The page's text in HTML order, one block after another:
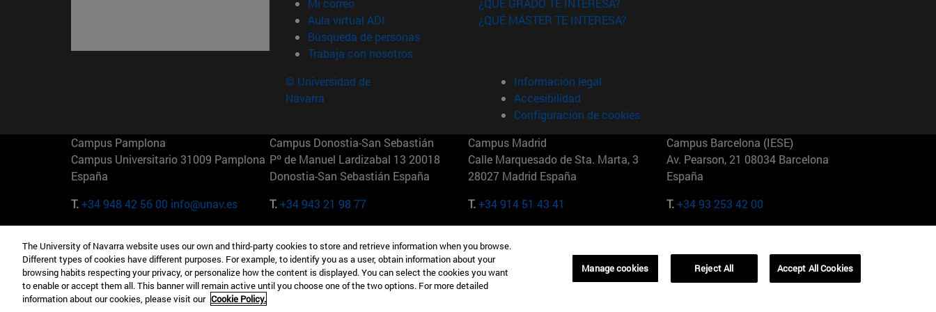
Mi correo
Aula virtual ADI (abre en nueva ventana)
Búsqueda de personas(abre en nueva ventana)
Trabaja con nosotros(abre en nueva ventana)
¿QUÉ GRADO TE INTERESA?
¿QUÉ MÁSTER TE INTERESA?
© Universidad de
Navarra
Información legal
Accesibilidad
Configuración de cookies
Campus Pamplona
Campus Universitario 31009 Pamplona
España
T.+34 948 42 56 00 info@unav.es
Campus Donostia-San Sebastián
Pº de Manuel Lardizabal 13 20018
Donostia-San Sebastián España
T.+34 943 21 98 77
Campus Madrid
Calle Marquesado de Sta. Marta, 3
28027 Madrid España
T.+34 914 51 43 41
Campus Barcelona (IESE)
Av. Pearson, 21 08034 Barcelona
España
T.+34 93 253 42 00
Camino del Cerro Águila 3 28023
Madrid España
T.+34 912 11 30 00
165 W 57th St 10019-2201 Nueva York
EE.UU
T.+1 646 346 8850
Maria-Theresia-Straße 15 81675
Múnich Alemania
T.+49 89 24209790
01321001 Bela Vista Brasil
The University of Navarra website uses our own and third-party cookies to store and retrieve information when you browse.
Different types of cookies have different purposes. For example, to identify you as a user, obtain information about your
browsing habits respecting your privacy, or personalize how the content is displayed. You can select the cookies you want
to enable or accept them all. This banner will remain active until you choose one of the two options. For more detailed
information about our cookies, please visit our Cookie Policy.
Manage cookies Reject All Accept All Cookies